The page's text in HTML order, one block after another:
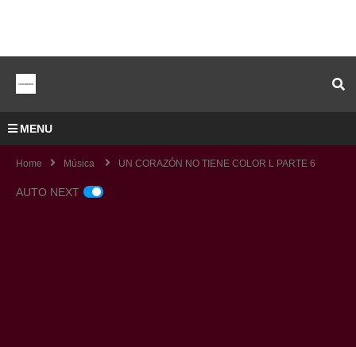
MENU
Home Música UN CORAZÓN NO TIENE COLOR L PARTE 6
AUTO NEXT